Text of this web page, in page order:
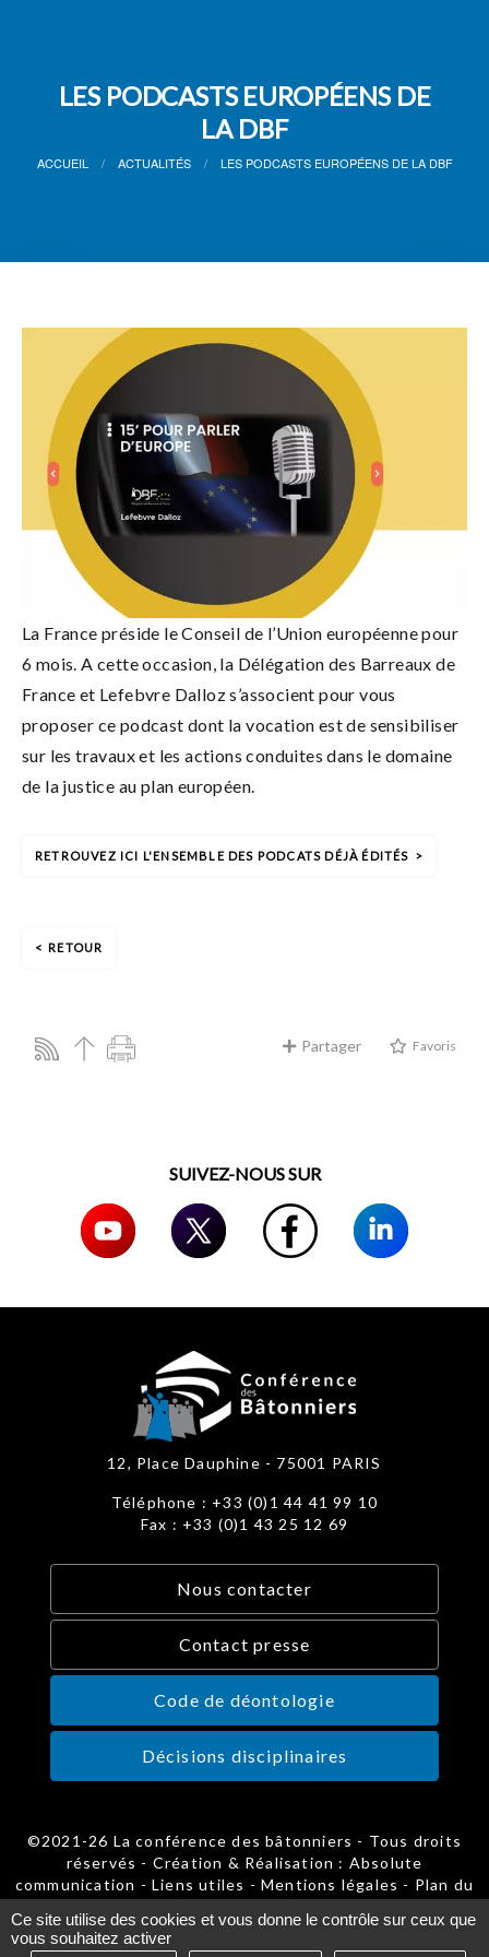
LES PODCASTS EUROPÉENS DE
LA DBF
ACCUEIL ACTUALITÉS LES PODCASTS EUROPÉENS DE LA DBF
La France préside le Conseil de l’Union européenne pour
6 mois. A cette occasion, la Délégation des Barreaux de
France et Lefebvre Dalloz s’associent pour vous
proposer ce podcast dont la vocation est de sensibiliser
sur les travaux et les actions conduites dans le domaine
de la justice au plan européen.
RETROUVEZ ICI L'ENSEMBLE DES PODCATS DÉJÀ ÉDITÉS
RETOUR
Partager Favoris
SUIVEZ-NOUS SUR
12, Place Dauphine - 75001 PARIS
Téléphone : +33 (0)1 44 41 99 10
Fax : +33 (0)1 43 25 12 69
Nous contacter
Contact presse
Code de déontologie
Décisions disciplinaires
©2021-26 La conférence des bâtonniers - Tous droits
réservés - Création & Réalisation : Absolute
communication - Liens utiles - Mentions légales - Plan du
Ce site utilise des cookies et vous donne le contrôle sur ceux que
vous souhaitez activer